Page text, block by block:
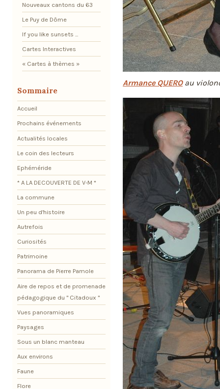
Armance QUEROau
Nouveaux cantons du 63
Le Puy de Dôme
If you like sunsets ...
Cartes Interactives
« Cartes à thèmes »
Sommaire
Accueil
Prochains événements
Actualités locales
Le coin des lecteurs
Ephéméride
* A LA DECOUVERTE DE V-M *
La commune
Un peu d'histoire
Autrefois
Curiosités
Patrimoine
Panorama de Pierre Pamole
Aire de repos et de promenade
pédagogique du " Citadoux "
Vues panoramiques
Paysages
Sous un blanc manteau
Aux environs
Faune
Flore